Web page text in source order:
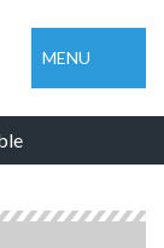
MENU